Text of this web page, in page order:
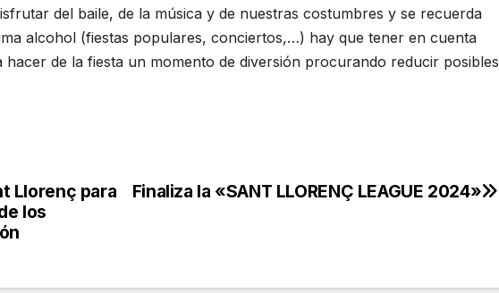
del baile, de la música y de nuestras costumbres y se recuerda
alcohol (fiestas populares, conciertos,…) hay que tener en cuenta
hacer de la fiesta un momento de diversión procurando reducir posibles
Finaliza la «SANT LLORENÇ LEAGUE 2024»
Llorenç para
los